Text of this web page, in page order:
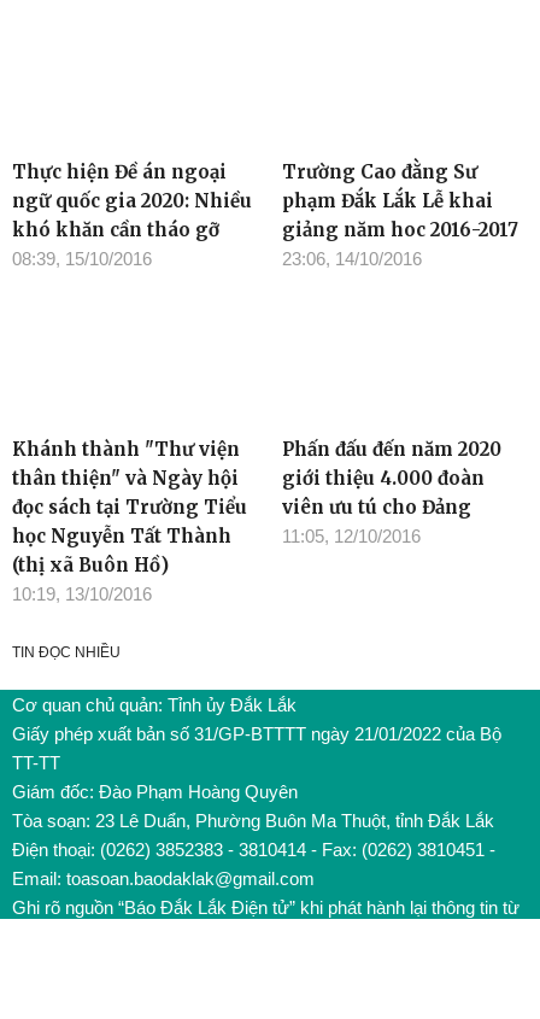
Thực hiện Đề án ngoại
ngữ quốc gia 2020: Nhiều
khó khăn cần tháo gỡ
08:39, 15/10/2016
Trường Cao đằng Sư
phạm Đắk Lắk Lễ khai
giảng năm hoc 2016-2017
23:06, 14/10/2016
Khánh thành "Thư viện
thân thiện" và Ngày hội
đọc sách tại Trường Tiểu
học Nguyễn Tất Thành
(thị xã Buôn Hồ)
10:19, 13/10/2016
Phấn đấu đến năm 2020
giới thiệu 4.000 đoàn
viên ưu tú cho Đảng
11:05, 12/10/2016
TIN ĐỌC NHIỀU
Cơ quan chủ quản: Tỉnh ủy Đắk Lắk
Giấy phép xuất bản số 31/GP-BTTTT ngày 21/01/2022 của Bộ
TT-TT
Giám đốc: Đào Phạm Hoàng Quyên
Tòa soạn: 23 Lê Duẩn, Phường Buôn Ma Thuột, tỉnh Đắk Lắk
Điện thoại: (0262) 3852383 - 3810414 - Fax: (0262) 3810451 -
Email: toasoan.baodaklak@gmail.com
Ghi rõ nguồn “Báo Đắk Lắk Điện tử” khi phát hành lại thông tin từ